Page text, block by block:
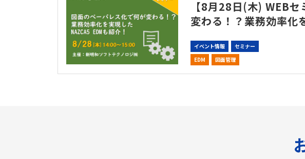
【8月28日(木) WEB
変わる！？業務効率化
イベント情報
セミナー
EDM
図面管理